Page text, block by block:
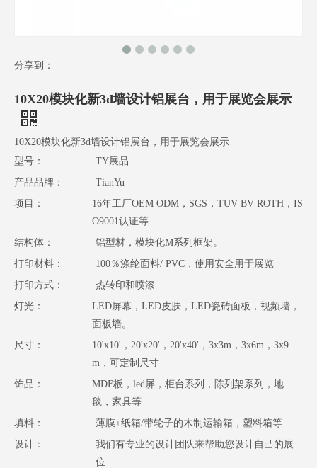
分享到：
10X20模块化新3d墙设计铝展台，用于展览会展示
10X20模块化新3d墙设计铝展台，用于展览会展示
型号：
TY展品
产品品牌：
TianYu
项目：
16年工厂OEM ODM，SGS，TUV BV ROTH，IS
O9001认证等
结构体：
铝型材，模块化M系列框架。
打印材料：
100％涤纶面料/ PVC，使用安全用于展览
打印方式：
热转印和喷漆
灯光：
LED屏幕，LED皮肤，LED瓷砖面板，视频墙，
面板墙。
尺寸：
10'x10'，20'x20'，20'x40'，3x3m，3x6m，3x9
m，可定制尺寸
饰品：
MDF板，led屏，柜台系列，陈列架系列，地
毯，家具等
填料：
薄膜+纸箱/带轮子的木制运输箱，塑料箱等
设计：
我们有专业的设计团队来帮助您设计自己的展
位